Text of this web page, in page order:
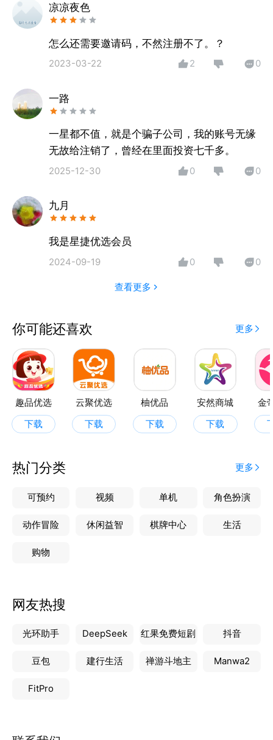
凉凉夜色
怎么还需要邀请码，不然注册不了。？
2023-03-22 2 0
一路
一星都不值，就是个骗子公司，我的账号无缘
无故给注销了，曾经在里面投资七千多。
2025-12-30 0 0
九月
我是星捷优选会员
2024-09-19 0 0
查看更多
你可能还喜欢 更多
趣品优选
下载
云聚优选
下载
柚优品
下载
安然商城
下载
金
热门分类 更多
可预约 视频 单机 角色扮演
动作冒险 休闲益智 棋牌中心 生活
购物
网友热搜
光环助手 DeepSeek 红果免费短剧 抖音
豆包 建行生活 禅游斗地主 Manwa2
FitPro